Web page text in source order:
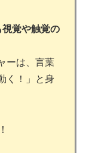
覚や触覚の
ーは、言葉
く！」と身